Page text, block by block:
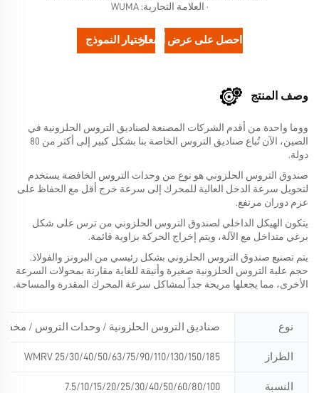
· العلامة التجارية: WUMA
احصل على عرض أسعاراختيار النموذج
وصف المنتج
ووما واحدة من أقدم الشركات المصنعة لصناديق التروس الحلزونية في
الصين، الآن تُباع صناديق التروس الخاصة بنا بشكل كبير إلى أكثر من 80
دولة.
صندوق التروس الحلزوني هو نوع من وحدات التروس الخافضة يستخدم
لتحويل سرعة الدخل العالية للمحرك إلى سرعة خرج أقل مع الحفاظ على
عزم دوران مرتفع.
يتكون الهيكل الداخلي لصندوق التروس الحلزوني من ترس على شكل
برغي متداخل مع الآلة، ويتم إخراج الحركة بزاوية قائمة.
يتم تصنيع صندوق التروس الحلزوني بشكل رئيسي من البرونز والفولاذ.
حجم علبة التروس الحلزونية صغيرة وأنيقة للغاية مقارنة بمحولات السرعة
الأخرى، مما يجعلها مريحة جداً لمشاكل سرعة المحرك المقدرة والمساحة.
نوع صناديق التروس الحلزونية / وحدات التروس /
الطراز WMRV 25/30/40/50/63/75/90/110/130/150/185
النسبة 7.5/10/15/20/25/30/40/50/60/80/100